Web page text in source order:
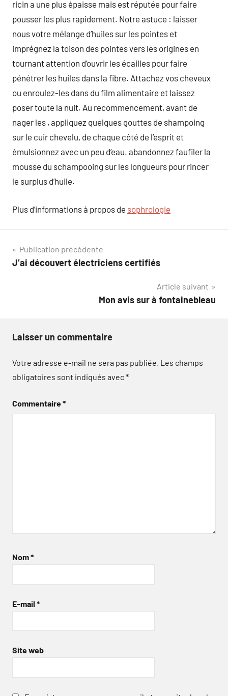
ricin a une plus épaisse mais est réputée pour faire
pousser les plus rapidement. Notre astuce : laisser
nous votre mélange d’huiles sur les pointes et
imprégnez la toison des pointes vers les origines en
tournant attention d’ouvrir les écailles pour faire
pénétrer les huiles dans la fibre. Attachez vos cheveux
ou enroulez-les dans du film alimentaire et laissez
poser toute la nuit. Au recommencement, avant de
nager les , appliquez quelques gouttes de shampoing
sur le cuir chevelu, de chaque côté de l’esprit et
émulsionnez avec un peu d’eau. abandonnez faufiler la
mousse du schampooing sur les longueurs pour rincer
le surplus d’huile.
Plus d’informations à propos de sophrologie
Navigation
de
Publication précédente
J’ai découvert électriciens certifiés
Article suivant
Mon avis sur à fontainebleau
Laisser un commentaire
Votre adresse e-mail ne sera pas publiée. Les champs
obligatoires sont indiqués avec*
Commentaire*
Nom*
E-mail *
Site web